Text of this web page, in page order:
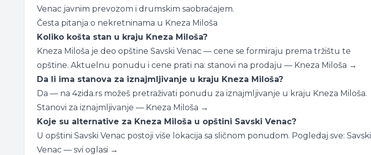
Venac javnim prevozom i drumskim saobraćajem.
Česta pitanja o nekretninama u Kneza Miloša
Koliko košta stan u kraju Kneza Miloša?
Kneza Miloša je deo opštine Savski Venac — cene se formiraju prema tržištu te
opštine. Aktuelnu ponudu i cene prati na: stanovi na prodaju — Kneza Miloša →
Da li ima stanova za iznajmljivanje u kraju Kneza Miloša?
Da — na 4zida.rs možeš pretraživati ponudu za iznajmljivanje u kraju Kneza Miloša.
Stanovi za iznajmljivanje — Kneza Miloša →
Koje su alternative za Kneza Miloša u opštini Savski Venac?
U opštini Savski Venac postoji više lokacija sa sličnom ponudom. Pogledaj sve: Savski
Venac — svi oglasi →